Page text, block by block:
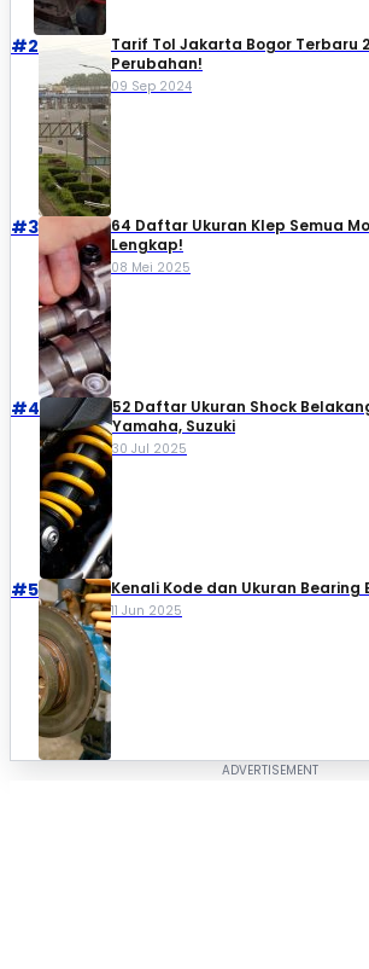
#2
Tarif Tol Jakarta Bogor Terbaru
Perubahan!
09 Sep 2024
#3
64 Daftar Ukuran Klep Semua
Lengkap!
08 Mei 2025
#4
52 Daftar Ukuran Shock
Yamaha, Suzuki​
30 Jul 2025
#5 Kenali Kode dan Ukuran
11 Jun 2025